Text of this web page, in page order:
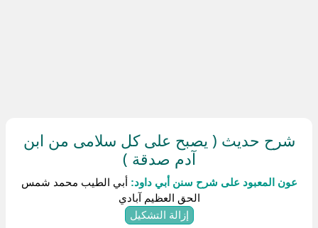
شرح حديث ( يصبح على كل سلامى من ابن
آدم صدقة )
عون المعبود على شرح سنن أبي داود: أبي الطيب محمد شمس
الحق العظيم آبادي
إزالة التشكيل